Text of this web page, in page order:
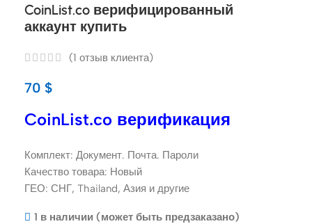
CoinList.co верифицированный
аккаунт купить
(1 отзыв клиента)
70 $
CoinList.co верификация
Комплект: Документ. Почта. Пароли
Качество товара: Новый
ГЕО: СНГ, Thailand, Азия и другие
1 в наличии (может быть предзаказано)